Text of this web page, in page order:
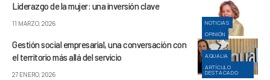
NOTICIAS
OPINIÓN
Liderazgo de la mujer: una inversión clave
11 MARZO, 2026
AQUALIA
ARTÍCULO
DESTACADO
Gestión social empresarial, una conversación con
el territorio más allá del servicio
27 ENERO, 2026